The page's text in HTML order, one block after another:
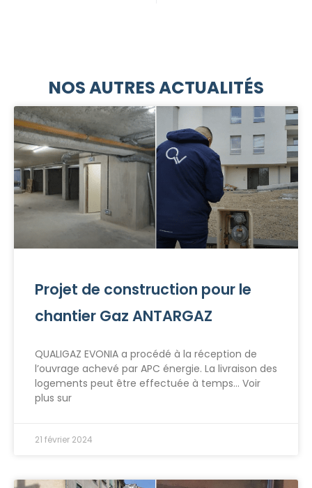
NOS AUTRES ACTUALITÉS
Projet de construction pour le
chantier Gaz ANTARGAZ
QUALIGAZ EVONIA a procédé à la réception de
l’ouvrage achevé par APC énergie. La livraison des
logements peut être effectuée à temps… Voir
plus sur
21 février 2024